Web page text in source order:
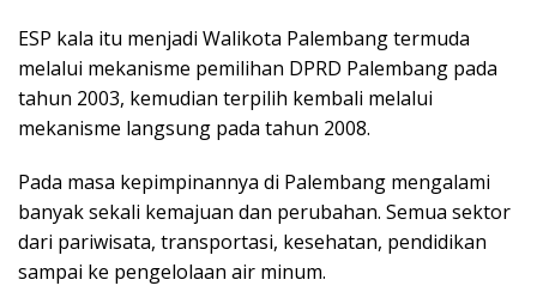
ESP kala itu menjadi Walikota Palembang termuda
melalui mekanisme pemilihan DPRD Palembang pada
tahun 2003, kemudian terpilih kembali melalui
mekanisme langsung pada tahun 2008.
Pada masa kepimpinannya di Palembang mengalami
banyak sekali kemajuan dan perubahan. Semua sektor
dari pariwisata, transportasi, kesehatan, pendidikan
sampai ke pengelolaan air minum.